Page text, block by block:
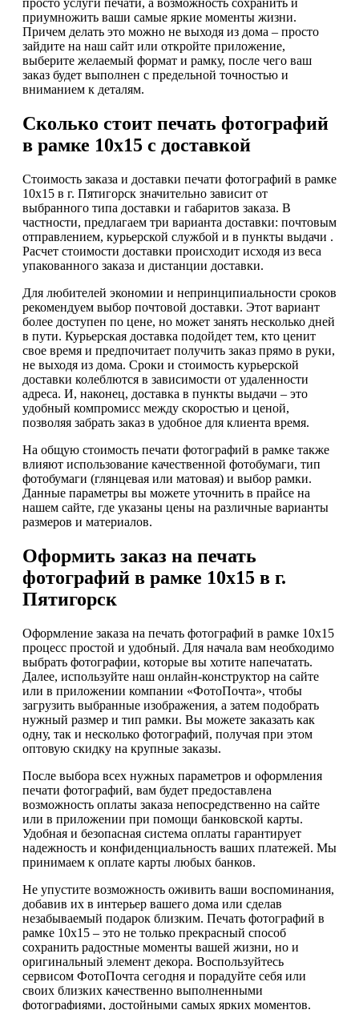
просто услуги печати, а возможность сохранить и
приумножить ваши самые яркие моменты жизни.
Причем делать это можно не выходя из дома – просто
зайдите на наш сайт или откройте приложение,
выберите желаемый формат и рамку, после чего ваш
заказ будет выполнен с предельной точностью и
вниманием к деталям.
Сколько стоит печать фотографий
в рамке 10х15 с доставкой
Стоимость заказа и доставки печати фотографий в рамке
10х15 в г. Пятигорск значительно зависит от
выбранного типа доставки и габаритов заказа. В
частности, предлагаем три варианта доставки: почтовым
отправлением, курьерской службой и в пункты выдачи .
Расчет стоимости доставки происходит исходя из веса
упакованного заказа и дистанции доставки.
Для любителей экономии и непринципиальности сроков
рекомендуем выбор почтовой доставки. Этот вариант
более доступен по цене, но может занять несколько дней
в пути. Курьерская доставка подойдет тем, кто ценит
свое время и предпочитает получить заказ прямо в руки,
не выходя из дома. Сроки и стоимость курьерской
доставки колеблются в зависимости от удаленности
адреса. И, наконец, доставка в пункты выдачи – это
удобный компромисс между скоростью и ценой,
позволяя забрать заказ в удобное для клиента время.
На общую стоимость печати фотографий в рамке также
влияют использование качественной фотобумаги, тип
фотобумаги (глянцевая или матовая) и выбор рамки.
Данные параметры вы можете уточнить в прайсе на
нашем сайте, где указаны цены на различные варианты
размеров и материалов.
Оформить заказ на печать
фотографий в рамке 10х15 в г.
Пятигорск
Оформление заказа на печать фотографий в рамке 10х15
процесс простой и удобный. Для начала вам необходимо
выбрать фотографии, которые вы хотите напечатать.
Далее, используйте наш онлайн-конструктор на сайте
или в приложении компании «ФотоПочта», чтобы
загрузить выбранные изображения, а затем подобрать
нужный размер и тип рамки. Вы можете заказать как
одну, так и несколько фотографий, получая при этом
оптовую скидку на крупные заказы.
После выбора всех нужных параметров и оформления
печати фотографий, вам будет предоставлена
возможность оплаты заказа непосредственно на сайте
или в приложении при помощи банковской карты.
Удобная и безопасная система оплаты гарантирует
надежность и конфиденциальность ваших платежей. Мы
принимаем к оплате карты любых банков.
Не упустите возможность оживить ваши воспоминания,
добавив их в интерьер вашего дома или сделав
незабываемый подарок близким. Печать фотографий в
рамке 10х15 – это не только прекрасный способ
сохранить радостные моменты вашей жизни, но и
оригинальный элемент декора. Воспользуйтесь
сервисом ФотоПочта сегодня и порадуйте себя или
своих близких качественно выполненными
фотографиями, достойными самых ярких моментов.